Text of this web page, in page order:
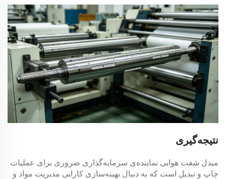
نتیجه‌گیری
مبدل شفت هوایی نماینده‌ی سرمایه‌گذاری ضروری برای عملیات
چاپ و تبدیل است که به دنبال بهینه‌سازی کارایی مدیریت مواد و